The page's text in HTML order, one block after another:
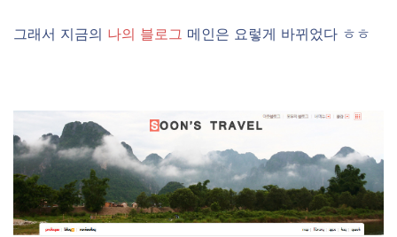
그래서 지금의 나의 블로그 메인은 요렇게 바뀌었다 ㅎㅎ